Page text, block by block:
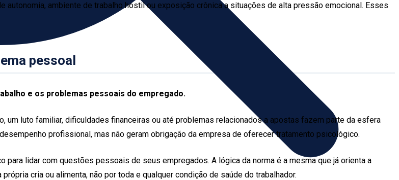
ambiente de trabalho hostil ou exposição crônica a situações de alta pressão emocional. Esses
pessoal
e os problemas pessoais do empregado.
um luto familiar, dificuldades financeiras ou até problemas relacionados a apostas fazem parte da esfera
profissional, mas não geram obrigação da empresa de oferecer tratamento psicológico.
lidar com questões pessoais de seus empregados. A lógica da norma é a mesma que já orienta a
cria ou alimenta, não por toda e qualquer condição de saúde do trabalhador.